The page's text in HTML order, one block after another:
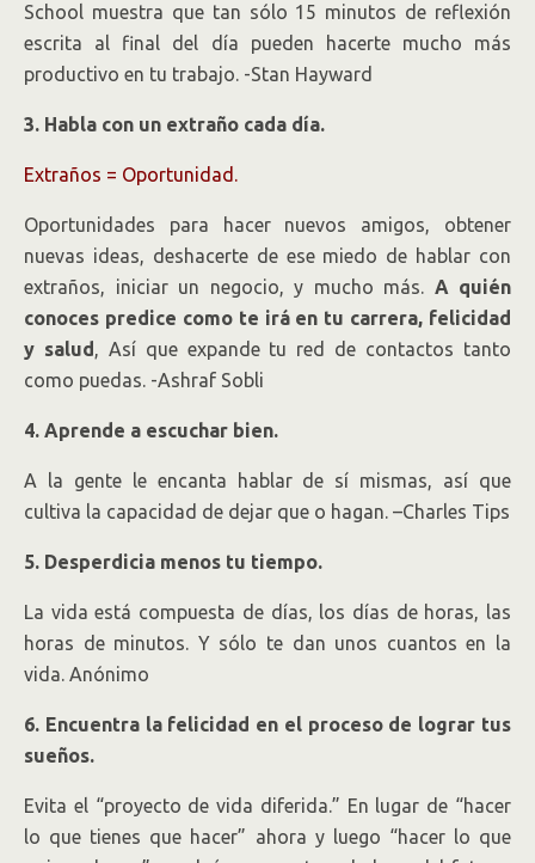
School muestra que tan sólo 15 minutos de reflexión
escrita al final del día pueden hacerte mucho más
productivo en tu trabajo. -Stan Hayward
3. Habla con un extraño cada día.
Extraños = Oportunidad.
Oportunidades para hacer nuevos amigos, obtener
nuevas ideas, deshacerte de ese miedo de hablar con
extraños, iniciar un negocio, y mucho más. A quién
conoces predice como te irá en tu carrera, felicidad
y salud, Así que expande tu red de contactos tanto
como puedas. -Ashraf Sobli
4. Aprende a escuchar bien.
A la gente le encanta hablar de sí mismas, así que
cultiva la capacidad de dejar que o hagan. –Charles Tips
5. Desperdicia menos tu tiempo.
La vida está compuesta de días, los días de horas, las
horas de minutos. Y sólo te dan unos cuantos en la
vida. Anónimo
6. Encuentra la felicidad en el proceso de lograr tus
sueños.
Evita el “proyecto de vida diferida.” En lugar de “hacer
lo que tienes que hacer” ahora y luego “hacer lo que